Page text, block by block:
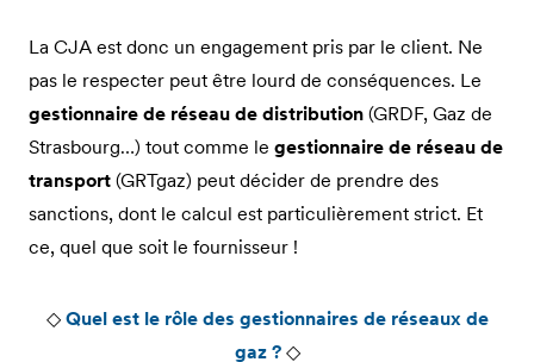
La CJA est donc un engagement pris par le client. Ne
pas le respecter peut être lourd de conséquences. Le
gestionnaire de réseau de distribution (GRDF, Gaz de
Strasbourg…) tout comme le gestionnaire de réseau de
transport (GRTgaz) peut décider de prendre des
sanctions, dont le calcul est particulièrement strict. Et
ce, quel que soit le fournisseur !
◇ Quel est le rôle des gestionnaires de réseaux de
gaz ?◇